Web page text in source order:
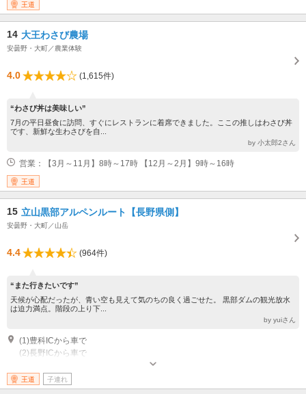
王道
14 大王わさび農場
安曇野・大町／農業体験
4.0 (1,615件)
“わさび丼は美味しい”
7月の平日昼食に訪問、すぐにレストランに着席できました。ここの推しはわさび丼
です、新鮮な生わさびを自...
by 小太郎2さん
営業：【3月～11月】8時～17時 【12月～2月】9時～16時
王道
15 立山黒部アルペンルート【長野県側】
安曇野・大町／山岳
4.4 (964件)
“また行きたいです”
天候が心配だったが、青い空も見えて気のちの良く過ごせた。 黒部ダムの観光放水
は迫力満点。階段の上り下...
by yuiさん
(1)豊科ICから車で
(2)長野ICから車で
王道 子連れ